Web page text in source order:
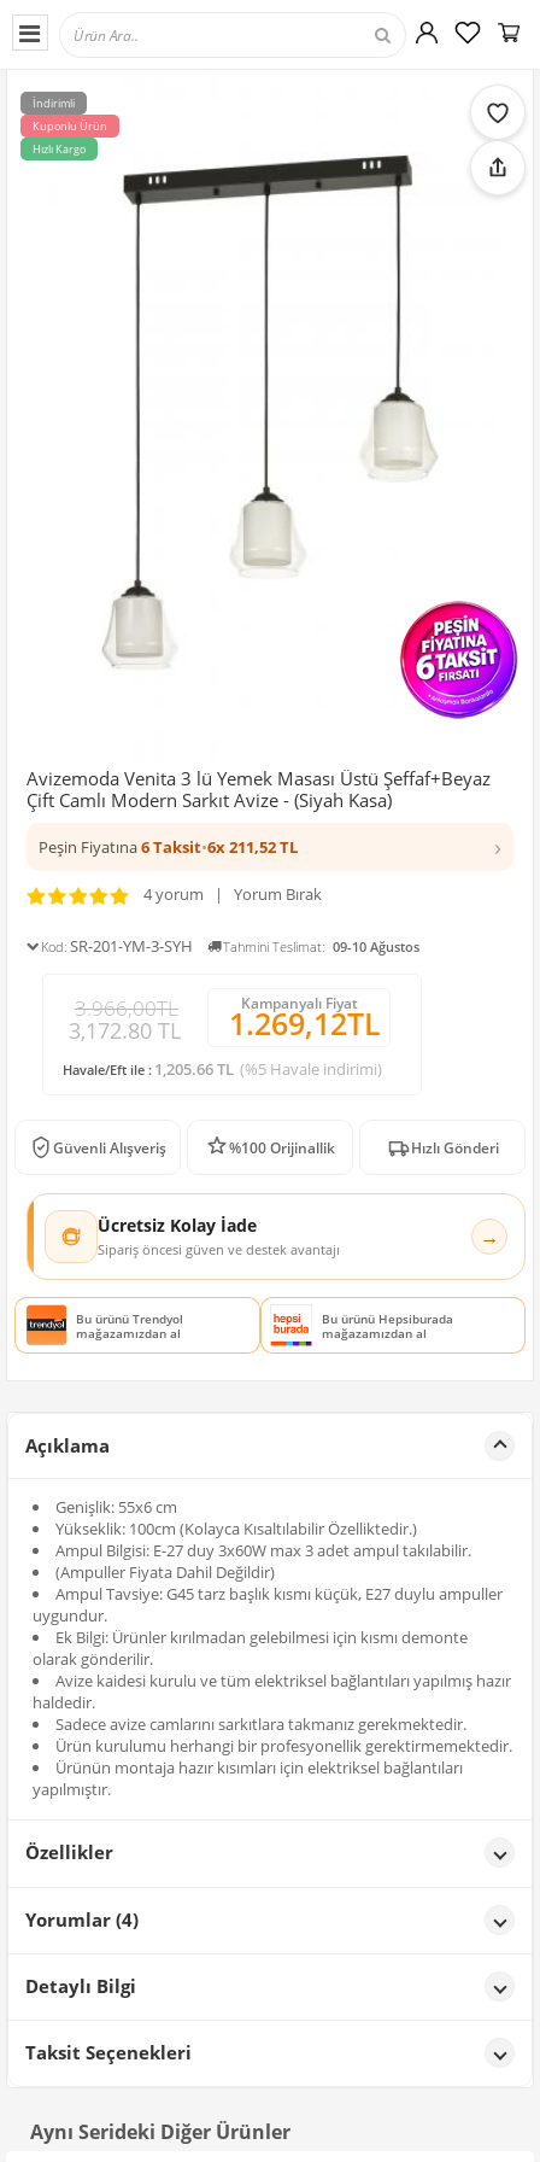
İndirimli
Kuponlu Ürün
Hızlı Kargo
Avizemoda Venita 3 lü Yemek Masası Üstü Şeffaf+Beyaz
Çift Camlı Modern Sarkıt Avize - (Siyah Kasa)
Peşin Fiyatına6 Taksit•6x 211,52 TL ›
4 yorum | Yorum Bırak
Kod: SR-201-YM-3-SYH Tahmini Teslimat: 09-10 Ağustos
3.966,00TL
3,172.80 TL
Kampanyalı Fiyat
1.269,12TL
Havale/Eft ile : 1,205.66 TL (%5 Havale indirimi)
Güvenli Alışveriş %100 Orijinallik Hızlı Gönderi
Ücretsiz Kolay İade
Sipariş öncesi güven ve destek avantajı →
Bu ürünü Trendyol
mağazamızdan al
Bu ürünü Hepsiburada
mağazamızdan al
Açıklama
Genişlik: 55x6 cm
Yükseklik: 100cm (Kolayca Kısaltılabilir Özelliktedir.)
Ampul Bilgisi: E-27 duy 3x60W max 3 adet ampul takılabilir.
(Ampuller Fiyata Dahil Değildir)
Ampul Tavsiye: G45 tarz başlık kısmı küçük, E27 duylu ampuller
uygundur.
Ek Bilgi: Ürünler kırılmadan gelebilmesi için kısmı demonte
olarak gönderilir.
Avize kaidesi kurulu ve tüm elektriksel bağlantıları yapılmış hazır
haldedir.
Sadece avize camlarını sarkıtlara takmanız gerekmektedir.
Ürün kurulumu herhangi bir profesyonellik gerektirmemektedir.
Ürünün montaja hazır kısımları için elektriksel bağlantıları
yapılmıştır.
Özellikler
Yorumlar (4)
Ürün şık ve güzel fiyatı da indirimli olarak kampanyadan aldım
Detaylı Bilgi
Ürün Detayları;
Taksit Seçenekleri
Aynı Serideki Diğer Ürünler